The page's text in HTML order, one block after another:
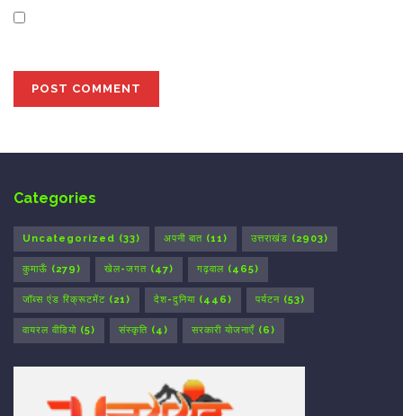
Categories
Uncategorized (33) अपनी बात (11) उत्तराखंड (2903)
कुमाऊँ (279) खेल-जगत (47) गढ़वाल (465)
जॉब्स एंड रिक्रूटमेंट (21) देश-दुनिया (446) पर्यटन (53)
वायरल वीडियो (5) संस्कृति (4) सरकारी योजनाएँ (6)